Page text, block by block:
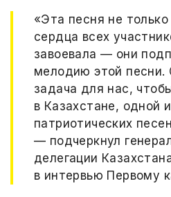
«Эта песня не
сердца всех
завоевала — они
мелодию этой песни.
задача для нас,
в Казахстане, одной
патриотических
— подчеркнул
делегации
в интервью Первому